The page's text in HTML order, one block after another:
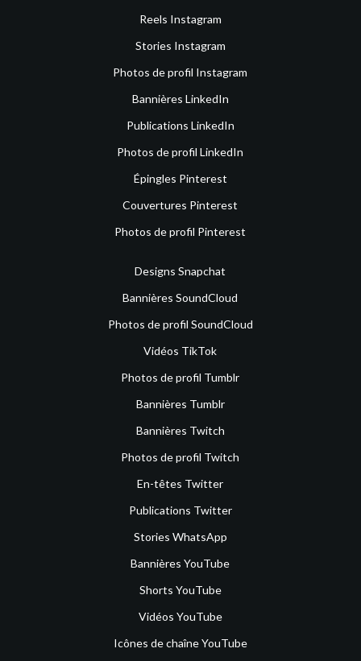
Reels Instagram
Stories Instagram
Photos de profil Instagram
Bannières LinkedIn
Publications LinkedIn
Photos de profil LinkedIn
Épingles Pinterest
Couvertures Pinterest
Photos de profil Pinterest
Designs Snapchat
Bannières SoundCloud
Photos de profil SoundCloud
Vidéos TikTok
Photos de profil Tumblr
Bannières Tumblr
Bannières Twitch
Photos de profil Twitch
En-têtes Twitter
Publications Twitter
Stories WhatsApp
Bannières YouTube
Shorts YouTube
Vidéos YouTube
Icônes de chaîne YouTube